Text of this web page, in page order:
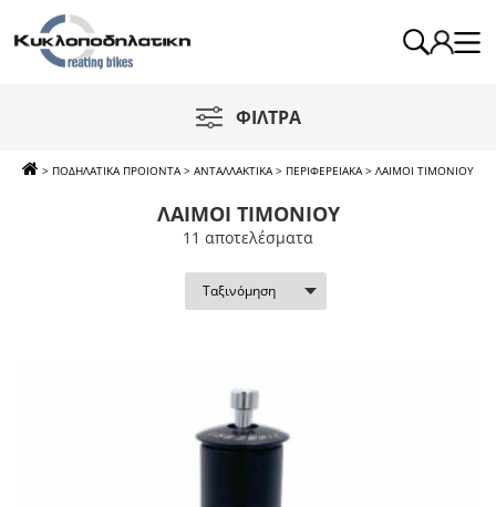
ΦΙΛΤΡΑ
> ΠΟΔΗΛΑΤΙΚΑ ΠΡΟΙΟΝΤΑ > ΑΝΤΑΛΛΑΚΤΙΚΑ > ΠΕΡΙΦΕΡΕΙΑΚΑ > ΛΑΙΜΟΙ ΤΙΜΟΝΙΟΥ
ΛΑΙΜΟΙ ΤΙΜΟΝΙΟΥ
11 απoτελέσματα